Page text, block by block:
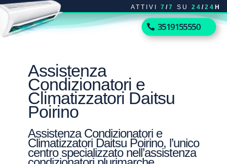
ATTIVI 7 /7 SU 24 /24 H
3519155550
Assistenza
Condizionatori e
Climatizzatori Daitsu
Poirino
Assistenza Condizionatori e
Climatizzatori Daitsu Poirino, l’unico
centro specializzato nell’assistenza